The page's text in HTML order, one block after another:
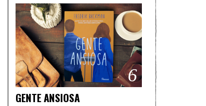
6
GENTE ANSIOSA